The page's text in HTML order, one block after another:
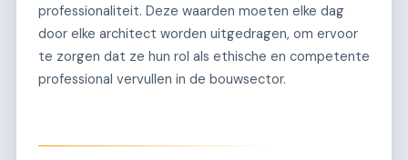
professionaliteit. Deze waarden moeten elke dag
door elke architect worden uitgedragen, om ervoor
te zorgen dat ze hun rol als ethische en competente
professional vervullen in de bouwsector.